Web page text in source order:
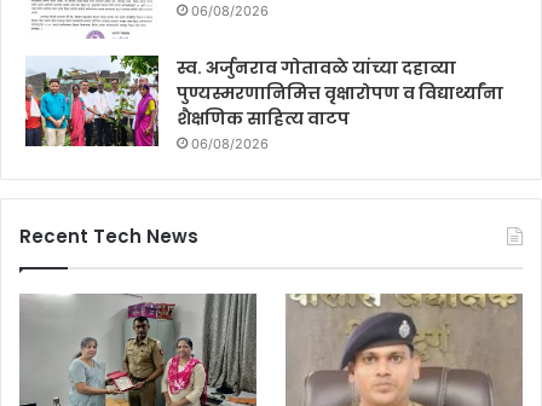
06/08/2026
स्व. अर्जुनराव गोतावळे यांच्या दहाव्या
पुण्यस्मरणानिमित्त वृक्षारोपण व विद्यार्थ्यांना
शैक्षणिक साहित्य वाटप
06/08/2026
Recent Tech News